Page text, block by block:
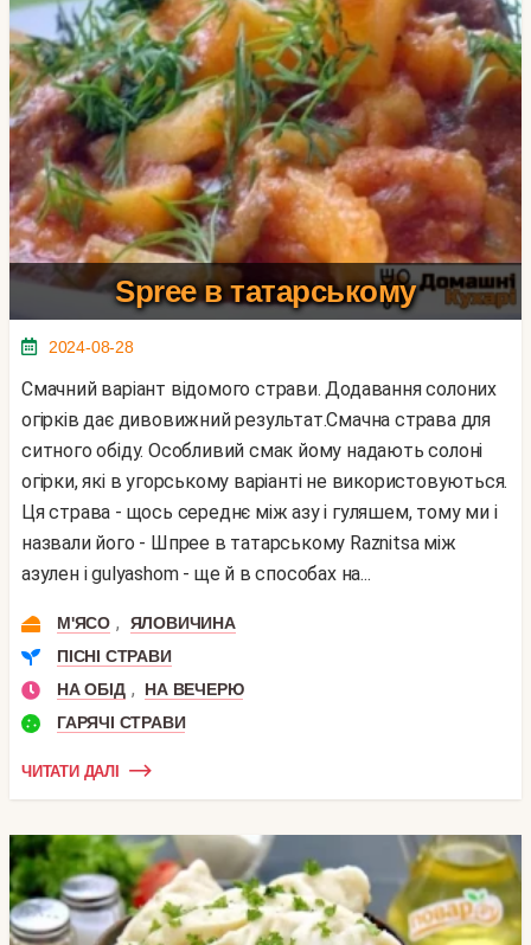
Spree в татарському
2024-08-28
Смачний варіант відомого страви. Додавання солоних
огірків дає дивовижний результат.Смачна страва для
ситного обіду. Особливий смак йому надають солоні
огірки, які в угорському варіанті не використовуються.
Ця страва - щось середнє між азу і гуляшем, тому ми і
назвали його - Шпрее в татарському Raznitsa між
азулен і gulyashom - ще й в способах на...
М'ЯСО ,
ЯЛОВИЧИНА
ПІСНІ СТРАВИ
НА ОБІД ,
НА ВЕЧЕРЮ
ГАРЯЧІ СТРАВИ
ЧИТАТИ ДАЛІ